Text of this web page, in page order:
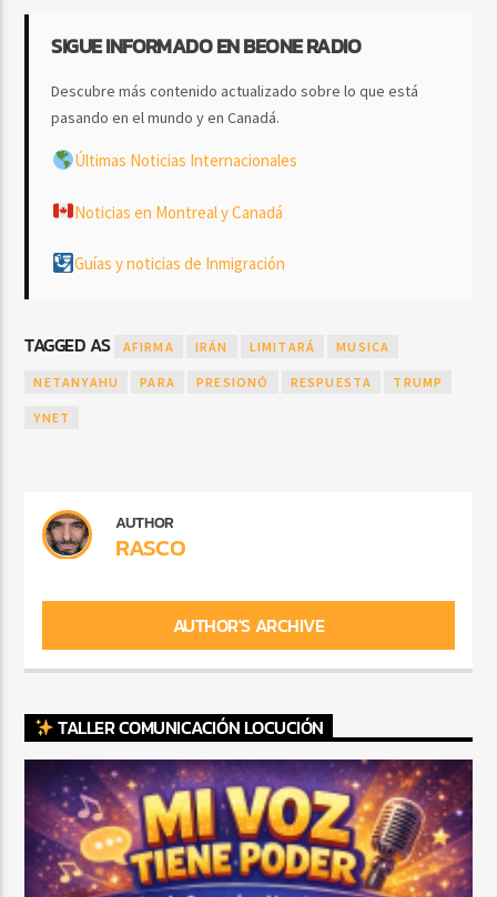
SIGUE INFORMADO EN BEONE RADIO
Descubre más contenido actualizado sobre lo que está
pasando en el mundo y en Canadá.
Últimas Noticias Internacionales
Noticias en Montreal y Canadá
Guías y noticias de Inmigración
TAGGED AS AFIRMA IRÁN LIMITARÁ MUSICA
NETANYAHU PARA PRESIONÓ RESPUESTA TRUMP
YNET
AUTHOR
RASCO
AUTHOR'S ARCHIVE
TALLER COMUNICACIÓN LOCUCIÓN